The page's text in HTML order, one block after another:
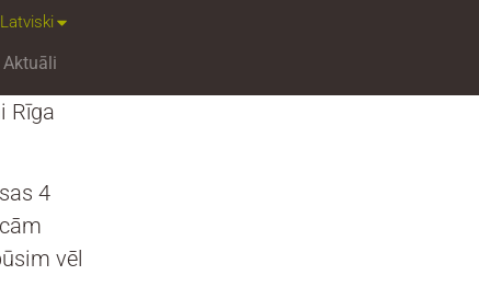
Aktuāli
Rīga
4
vēl